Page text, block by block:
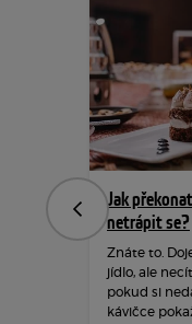
Jak
netrápit se?
Znáte to.
jídlo, ale
pokud si
kávičce
Předchozí